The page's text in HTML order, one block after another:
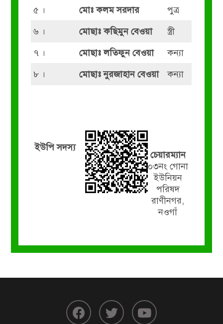
৫ ।
মোঃ কলম সরদার
পুত্র
৬ ।
মোছাঃ কছিমুন বেওয়া
স্ত্রী
৭ ।
মোছাঃ লতিফুন বেওয়া
কন্যা
৮ ।
মোছাঃ নুরজাহান বেওয়া কন্যা
ইউপি সদস্য
চেয়ারম্যান
০৩নং গোনা
ইউনিয়ন
পরিষদ
রাণীনগর,
নওগাঁ